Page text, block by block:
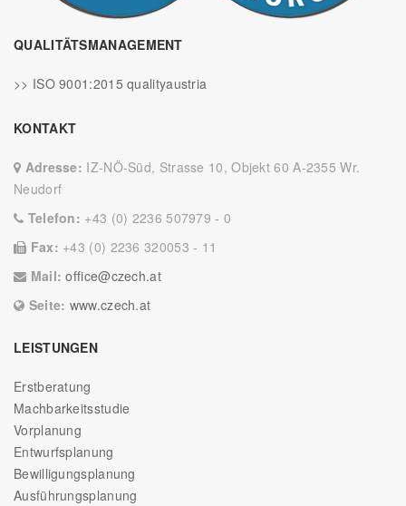
QUALITÄTSMANAGEMENT
>> ISO 9001:2015 qualityaustria
KONTAKT
Adresse: IZ-NÖ-Süd, Strasse 10, Objekt 60 A-2355 Wr.
Neudorf
Telefon: +43 (0) 2236 507979 - 0
Fax: +43 (0) 2236 320053 - 11
Mail:office@czech.at
Seite: www.czech.at
LEISTUNGEN
Erstberatung
Machbarkeitsstudie
Vorplanung
Entwurfsplanung
Bewilligungsplanung
Ausführungsplanung